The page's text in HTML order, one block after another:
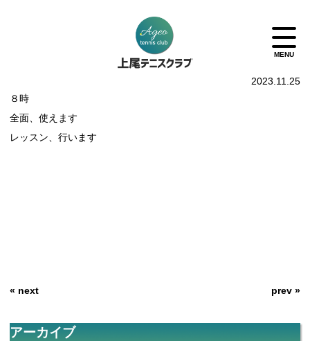
2023.11.25
８時
全面、使えます
レッスン、行います
« next prev »
アーカイブ